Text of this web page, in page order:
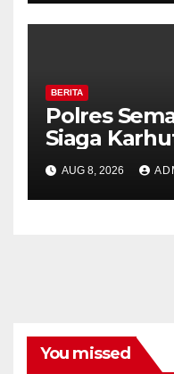
BERITA
Polres
Siaga
Tekankan
Kemarau.
AUG 8, 2026
You missed